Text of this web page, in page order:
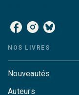
NOS LIVRES
Nouveautés
Auteurs